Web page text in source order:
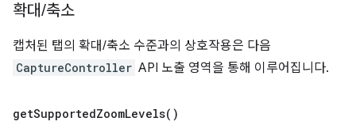
확대/축소
캡처된 탭의 확대/축소 수준과의 상호작용은 다음
CaptureController API 노출 영역을 통해 이루어집니다.
getSupportedZoomLevels( )